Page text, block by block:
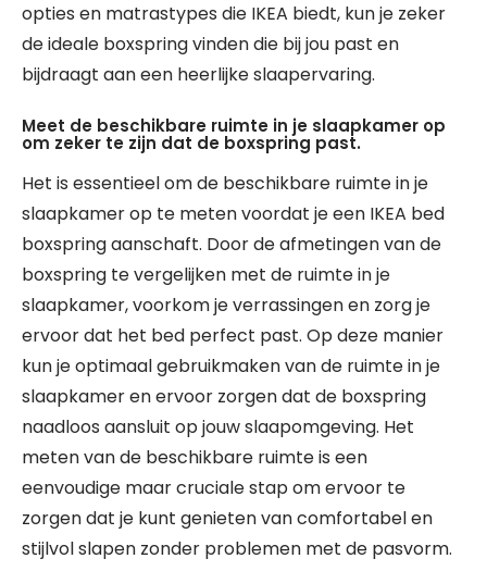
opties en matrastypes die IKEA biedt, kun je zeker
de ideale boxspring vinden die bij jou past en
bijdraagt aan een heerlijke slaapervaring.
Meet de beschikbare ruimte in je slaapkamer op
om zeker te zijn dat de boxspring past.
Het is essentieel om de beschikbare ruimte in je
slaapkamer op te meten voordat je een IKEA bed
boxspring aanschaft. Door de afmetingen van de
boxspring te vergelijken met de ruimte in je
slaapkamer, voorkom je verrassingen en zorg je
ervoor dat het bed perfect past. Op deze manier
kun je optimaal gebruikmaken van de ruimte in je
slaapkamer en ervoor zorgen dat de boxspring
naadloos aansluit op jouw slaapomgeving. Het
meten van de beschikbare ruimte is een
eenvoudige maar cruciale stap om ervoor te
zorgen dat je kunt genieten van comfortabel en
stijlvol slapen zonder problemen met de pasvorm.